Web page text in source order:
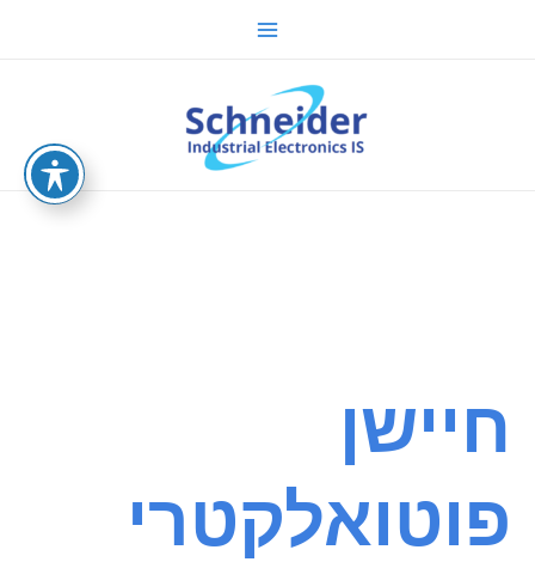
Main
חיישן
פוטואלקטרי